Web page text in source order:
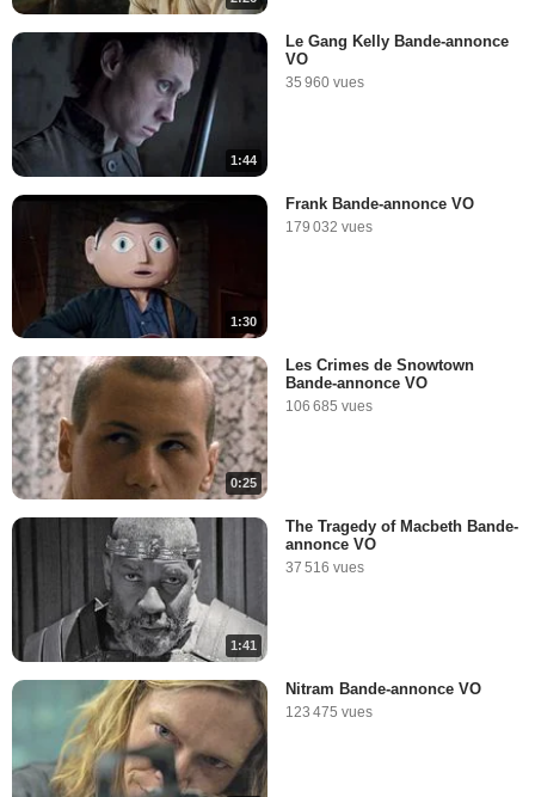
1:44
Le Gang Kelly Bande-annonce
VO
35 960 vues
1:30
Frank Bande-annonce VO
179 032 vues
0:25
Les Crimes de Snowtown
Bande-annonce VO
106 685 vues
1:41
The Tragedy of Macbeth Bande-
annonce VO
37 516 vues
Nitram Bande-annonce VO
123 475 vues